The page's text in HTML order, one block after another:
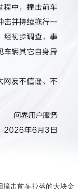
击前车掉落的大块金